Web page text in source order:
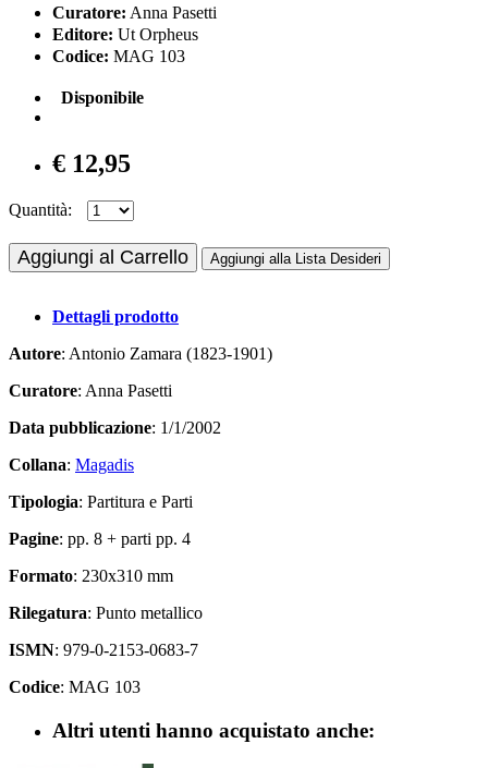
Curatore: Anna Pasetti
Editore: Ut Orpheus
Codice: MAG 103
Disponibile
€ 12,95
Quantità:
Aggiungi al Carrello Aggiungi alla Lista Desideri
Dettagli prodotto
Autore: Antonio Zamara (1823-1901)
Curatore: Anna Pasetti
Data pubblicazione: 1/1/2002
Collana: Magadis
Tipologia: Partitura e Parti
Pagine: pp. 8 + parti pp. 4
Formato: 230x310 mm
Rilegatura: Punto metallico
ISMN: 979-0-2153-0683-7
Codice: MAG 103
Altri utenti hanno acquistato anche: